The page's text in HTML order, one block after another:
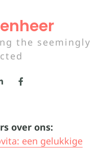
the seemingly
over ons:
een gelukkige